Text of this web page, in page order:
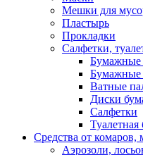
Мешки для
Пластырь
Прокладки
Салфетки,
Бумажные
Бумажные
Ватные
Диски
Салфетки
Туалетная
Средства от
Аэрозоли,